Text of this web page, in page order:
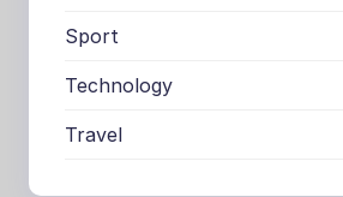
Sport
Technology
Travel